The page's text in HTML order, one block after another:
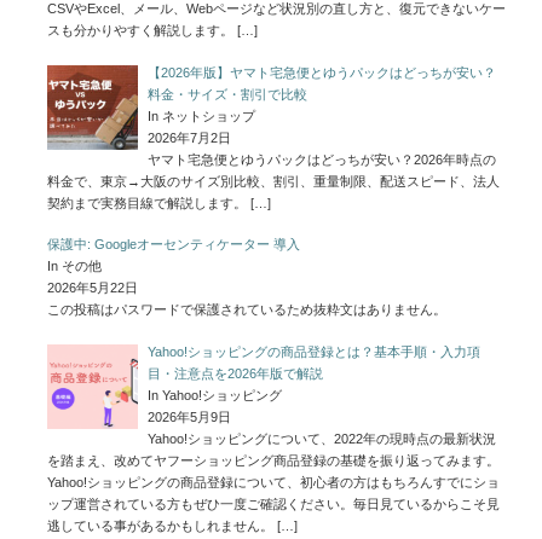
CSVやExcel、メール、Webページなど状況別の直し方と、復元できないケー
スも分かりやすく解説します。
[…]
【2026年版】ヤマト宅急便とゆうパックはどっちが安い？
料金・サイズ・割引で比較
In ネットショップ
2026年7月2日
ヤマト宅急便とゆうパックはどっちが安い？2026年時点の
料金で、東京→大阪のサイズ別比較、割引、重量制限、配送スピード、法人
契約まで実務目線で解説します。
[…]
保護中: Googleオーセンティケーター 導入
In その他
2026年5月22日
この投稿はパスワードで保護されているため抜粋文はありません。
Yahoo!ショッピングの商品登録とは？基本手順・入力項
目・注意点を2026年版で解説
In Yahoo!ショッピング
2026年5月9日
Yahoo!ショッピングについて、2022年の現時点の最新状況
を踏まえ、改めてヤフーショッピング商品登録の基礎を振り返ってみます。
Yahoo!ショッピングの商品登録について、初心者の方はもちろんすでにショ
ップ運営されている方もぜひ一度ご確認ください。毎日見ているからこそ見
逃している事があるかもしれません。
[…]